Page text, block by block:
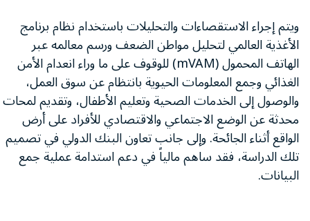
ويتم إجراء الاستقصاءات والتحليلات باستخدام نظام برنامج
الأغذية العالمي لتحليل مواطن الضعف ورسم معالمه عبر
الهاتف المحمول (mVAM) للوقوف على ما وراء انعدام الأمن
الغذائي وجمع المعلومات الحيوية بانتظام عن سوق العمل،
والوصول إلى الخدمات الصحية وتعليم الأطفال، وتقديم لمحات
محدثة عن الوضع الاجتماعي والاقتصادي للأفراد على أرض
الواقع أثناء الجائحة. وإلى جانب تعاون البنك الدولي في تصميم
تلك الدراسة، فقد ساهم مالياً في دعم استدامة عملية جمع
البيانات.